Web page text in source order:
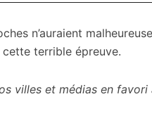
n’auraient
terrible épreuve.
villes et médias en favori